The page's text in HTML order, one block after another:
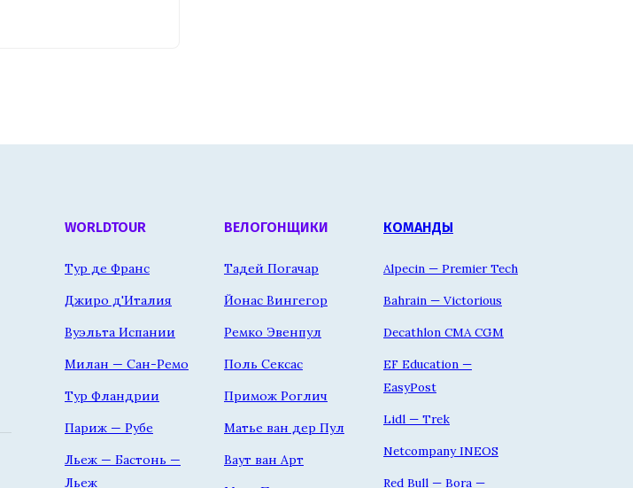
WORLDTOUR
Тур де Франс
Джиро д'Италия
Вуэльта Испании
Милан — Сан-Ремо
Тур Фландрии
Париж — Рубе
Льеж — Бастонь —
Льеж
ВЕЛОГОНЩИКИ
Тадей Погачар
Йонас Вингегор
Ремко Эвенпул
Поль Сексас
Примож Роглич
Матье ван дер Пул
Ваут ван Арт
КОМАНДЫ
Alpecin — Premier Tech
Bahrain — Victorious
Decathlon CMA CGM
EF Education —
EasyPost
Lidl — Trek
Netcompany INEOS
Red Bull — Bora —